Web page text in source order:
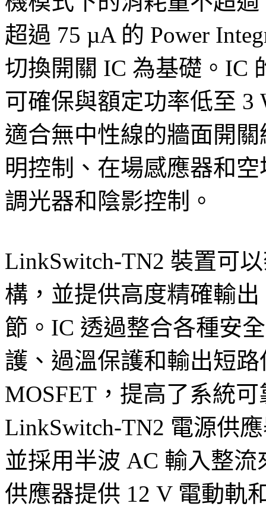
超過 75 µA 的 Power
切換開關 IC 為基礎。IC
可確保與額定功率低至 3
適合無中性線的牆面開
明控制、在場感應器和
調光器和陰影控制。
LinkSwitch-TN2 裝置可
構，並提供高度精確輸
節。IC 透過整合各種安
護、過溫保護和輸出短
MOSFET，提高了系統
LinkSwitch-TN2 電源供
並採用半波 AC 輸入整
供應器提供 12 V 電動軌